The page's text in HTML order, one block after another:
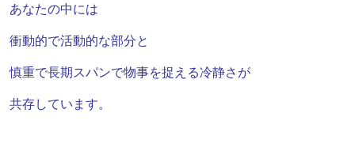
あなたの中には
衝動的で活動的な部分と
慎重で長期スパンで物事を捉える冷静さが
共存しています。